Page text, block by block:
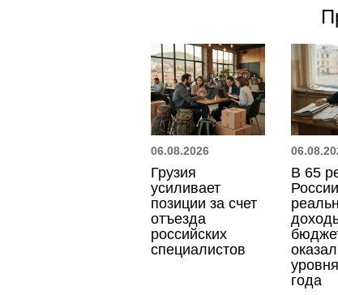
06.08.2026
Грузия
усиливает
позиции за счет
отъезда
российских
специалистов
В 65
России
года